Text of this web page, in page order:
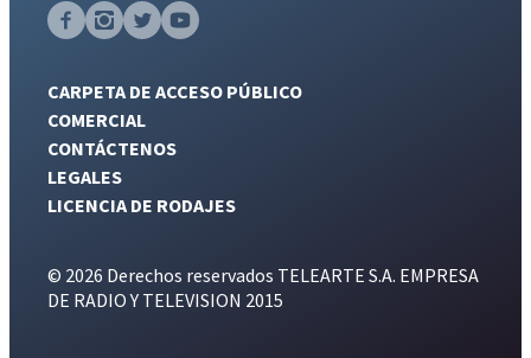
CARPETA DE ACCESO PÚBLICO
COMERCIAL
CONTÁCTENOS
LEGALES
LICENCIA DE RODAJES
© 2026 Derechos reservados TELEARTE S.A. EMPRESA
DE RADIO Y TELEVISION 2015